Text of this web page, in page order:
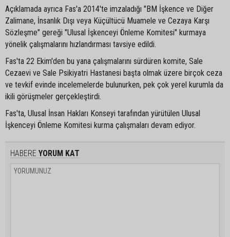
Açıklamada ayrıca Fas'a 2014'te imzaladığı "BM İşkence ve Diğer
Zalimane, İnsanlık Dışı veya Küçültücü Muamele ve Cezaya Karşı
Sözleşme" gereği "Ulusal İşkenceyi Önleme Komitesi" kurmaya
yönelik çalışmalarını hızlandırması tavsiye edildi.
Fas'ta 22 Ekim'den bu yana çalışmalarını sürdüren komite, Sale
Cezaevi ve Sale Psikiyatri Hastanesi başta olmak üzere birçok ceza
ve tevkif evinde incelemelerde bulunurken, pek çok yerel kurumla da
ikili görüşmeler gerçekleştirdi.
Fas'ta, Ulusal İnsan Hakları Konseyi tarafından yürütülen Ulusal
İşkenceyi Önleme Komitesi kurma çalışmaları devam ediyor.
HABERE YORUM KAT